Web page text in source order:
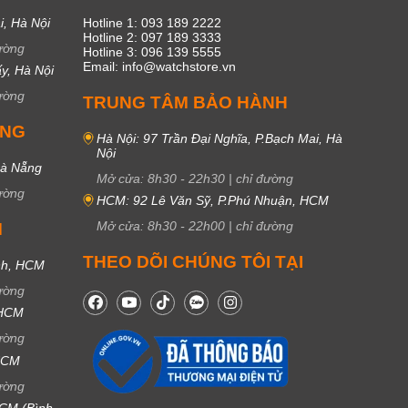
Hà Nội
Hà Nội
Nẵng
HCM
Hotline 1: 093 189 2222
Hotline 2: 097 189 3333
Hotline 3: 096 139 5555
Email: info@watchstore.vn
TRUNG TÂM BẢO HÀNH
Hà Nội: 97 Trần Đại Nghĩa, P.Bạch Mai, Hà
Nội
Mở cửa: 8h30 - 22h30 | chỉ đường
HCM: 92 Lê Văn Sỹ, P.Phú Nhuận, HCM
Mở cửa: 8h30 - 22h00 | chỉ đường
THEO DÕI CHÚNG TÔI TẠI